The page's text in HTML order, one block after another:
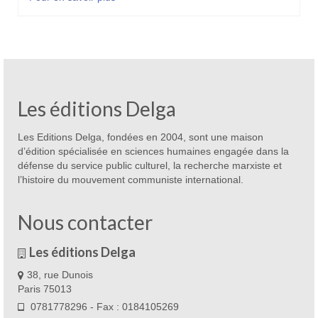
Les éditions Delga
Les Editions Delga, fondées en 2004, sont une maison
d’édition spécialisée en sciences humaines engagée dans la
défense du service public culturel, la recherche marxiste et
l’histoire du mouvement communiste international.
Nous contacter
Les éditions Delga
38, rue Dunois
Paris 75013
0781778296 - Fax : 0184105269